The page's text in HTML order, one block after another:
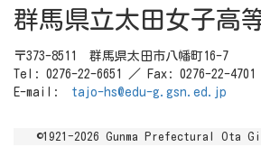
群馬県立太田女子高
〒373-8511 群馬県太田市八幡町16-7
Tel: 0276-22-6651 ／ Fax: 0276-22-4701
E-mail: tajo-hs@edu-g.gsn.ed.jp
©1921-2026 Gunma Prefectural Ota